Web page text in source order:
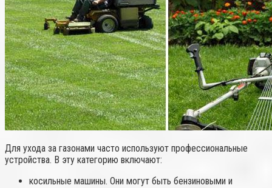
Для ухода за газонами часто используют профессиональные
устройства. В эту категорию включают:
косильные машины. Они могут быть бензиновыми и